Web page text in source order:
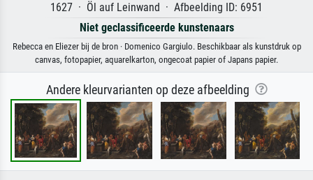
1627 · Öl auf Leinwand · Afbeelding ID: 6951
Niet geclassificeerde kunstenaars
Rebecca en Eliezer bij de bron · Domenico Gargiulo. Beschikbaar als kunstdruk op
canvas, fotopapier, aquarelkarton, ongecoat papier of Japans papier.
Andere kleurvarianten op deze afbeelding